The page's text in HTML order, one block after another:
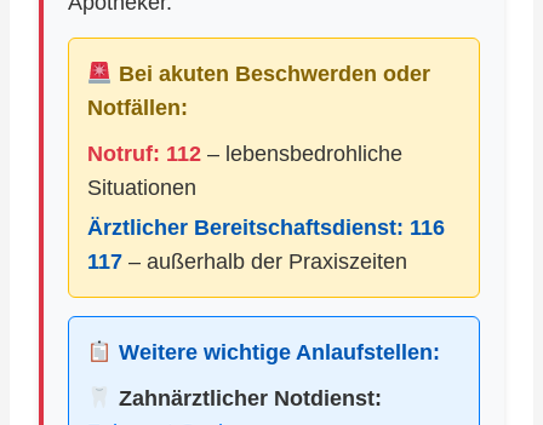
Bei akuten Beschwerden oder
Notfällen:
Notruf: 112 – lebensbedrohliche
Situationen
Ärztlicher Bereitschaftsdienst: 116
117 – außerhalb der Praxiszeiten
Weitere wichtige Anlaufstellen:
Zahnärztlicher Notdienst: